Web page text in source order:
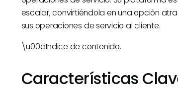
escalar, convirtiéndola en una opción
sus operaciones de servicio al cliente.
\u00d1ndice de contenido.
Características